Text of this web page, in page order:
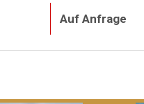
Auf Anfrage